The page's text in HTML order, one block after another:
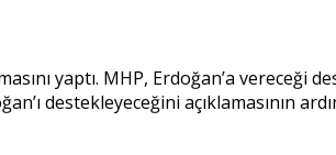
yaptı. MHP, Erdoğan’a
destekleyeceğini açıklamasının